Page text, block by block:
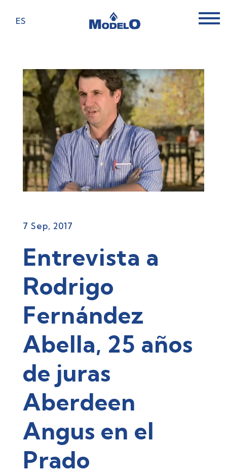
ES
7 Sep, 2017
Entrevista a
Rodrigo
Fernández
Abella, 25 años
de juras
Aberdeen
Angus en el
Prado